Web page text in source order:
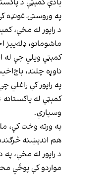
یادې کمېټې د
په وروستۍ غونډه
ماشومانو، ډله‌ییز
کمېټې ویلي چې له
ناوړه چلند،
په راپور کې
کمېټې له
وسپاري.
په ورته وخت کې،
هم اندېښنه
د راپور له مخې،
مواردو کې پوځي